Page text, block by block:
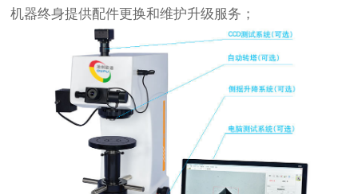
机器终身提供配件更换和维护升级服务；